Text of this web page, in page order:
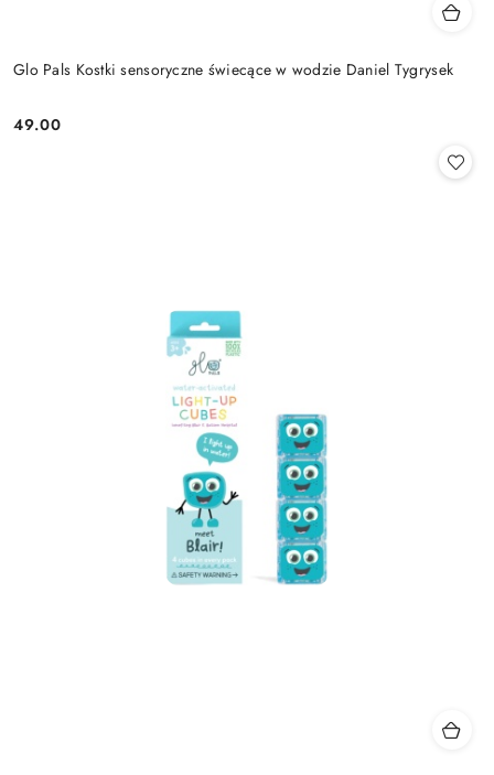
Glo Pals Kostki sensoryczne świecące w wodzie Daniel Tygrysek
Cena:
49.00